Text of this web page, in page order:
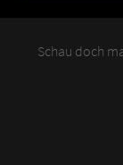
Schau doch